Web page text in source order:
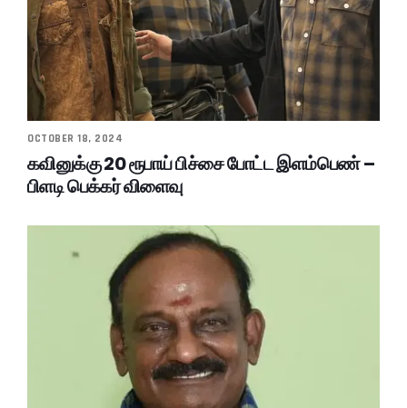
OCTOBER 18, 2024
கவினுக்கு 20 ரூபாய் பிச்சை போட்ட இளம்பெண் –
பிளடி பெக்கர் விளைவு